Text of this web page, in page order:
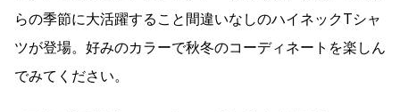
らの季節に大活躍すること間違いなしのハイネックTシャ
ツが登場。好みのカラーで秋冬のコーディネートを楽しん
でみてください。